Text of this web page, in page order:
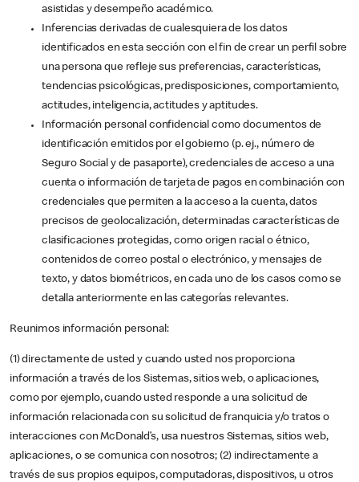
asistidas y desempeño académico.
Inferencias derivadas de cualesquiera de los datos
identificados en esta sección con el fin de crear un perfil sobre
una persona que refleje sus preferencias, características,
tendencias psicológicas, predisposiciones, comportamiento,
actitudes, inteligencia, actitudes y aptitudes.
Información personal confidencial como documentos de
identificación emitidos por el gobierno (p. ej., número de
Seguro Social y de pasaporte), credenciales de acceso a una
cuenta o información de tarjeta de pagos en combinación con
credenciales que permiten a la acceso a la cuenta, datos
precisos de geolocalización, determinadas características de
clasificaciones protegidas, como origen racial o étnico,
contenidos de correo postal o electrónico, y mensajes de
texto, y datos biométricos, en cada uno de los casos como se
detalla anteriormente en las categorías relevantes.
Reunimos información personal:
(1) directamente de usted y cuando usted nos proporciona
información a través de los Sistemas, sitios web, o aplicaciones,
como por ejemplo, cuando usted responde a una solicitud de
información relacionada con su solicitud de franquicia y/o tratos o
interacciones con McDonald’s, usa nuestros Sistemas, sitios web,
aplicaciones, o se comunica con nosotros; (2) indirectamente a
través de sus propios equipos, computadoras, dispositivos, u otros